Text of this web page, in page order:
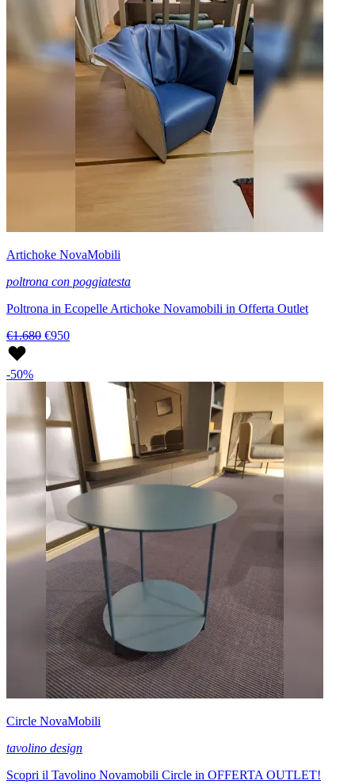
Artichoke NovaMobili
poltrona con poggiatesta
Poltrona in Ecopelle Artichoke Novamobili in Offerta Outlet
€1.680 €950
-50%
Circle NovaMobili
tavolino design
Scopri il Tavolino Novamobili Circle in OFFERTA OUTLET!